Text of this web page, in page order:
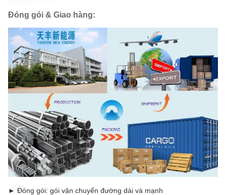
Đóng gói & Giao hàng:
► Đóng gói: gói vận chuyển đường dài và mạnh